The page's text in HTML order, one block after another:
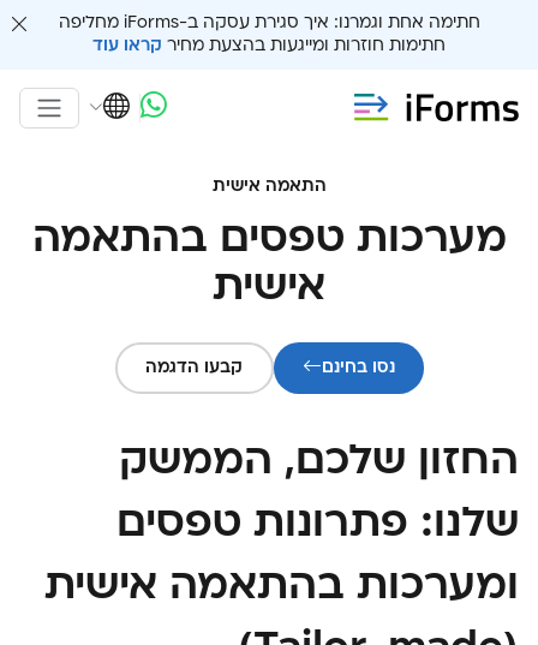
חתימה אחת וגמרנו: איך סגירת עסקה ב-iForms מחליפה
חתימות חוזרות ומייגעות בהצעת מחיר קראו עוד
התאמה אישית
מערכות טפסים בהתאמה
אישית
נסו בחינם קבעו הדגמה
החזון שלכם, הממשק
שלנו: פתרונות טפסים
ומערכות בהתאמה אישית